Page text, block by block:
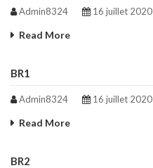
Admin8324 16 juillet 2020
Read More
BR1
Admin8324 16 juillet 2020
Read More
BR2